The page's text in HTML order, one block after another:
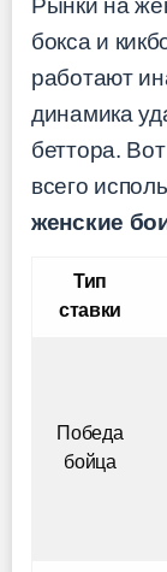
Рынки на
бокса и
работают
динамика
беттора.
всего
женские
Тип
ставки
Победа
бойца